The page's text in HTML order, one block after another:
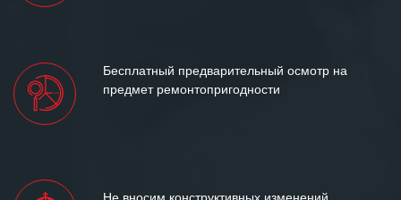
Бесплатный предварительный осмотр на
предмет ремонтопригодности